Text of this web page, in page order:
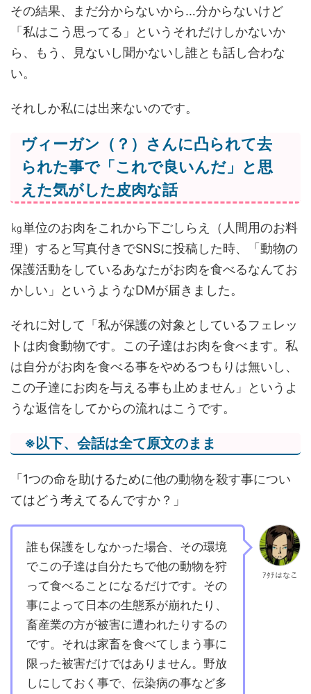
その結果、まだ分からないから…分からないけど
「私はこう思ってる」というそれだけしかないか
ら、もう、見ないし聞かないし誰とも話し合わな
い。
それしか私には出来ないのです。
ヴィーガン（？）さんに凸られて去
られた事で「これで良いんだ」と思
えた気がした皮肉な話
㎏単位のお肉をこれから下ごしらえ（人間用のお料
理）すると写真付きでSNSに投稿した時、「動物の
保護活動をしているあなたがお肉を食べるなんてお
かしい」というようなDMが届きました。
それに対して「私が保護の対象としているフェレッ
トは肉食動物です。この子達はお肉を食べます。私
は自分がお肉を食べる事をやめるつもりは無いし、
この子達にお肉を与える事も止めません」というよ
うな返信をしてからの流れはこうです。
※以下、会話は全て原文のまま
「1つの命を助けるために他の動物を殺す事につい
てはどう考えてるんですか？」
誰も保護をしなかった場合、その環境
でこの子達は自分たちで他の動物を狩
って食べることになるだけです。その
事によって日本の生態系が崩れたり、
畜産業の方が被害に遭われたりするの
です。それは家畜を食べてしまう事に
限った被害だけではありません。野放
しにしておく事で、伝染病の事など多
ｱﾀﾁはなこ